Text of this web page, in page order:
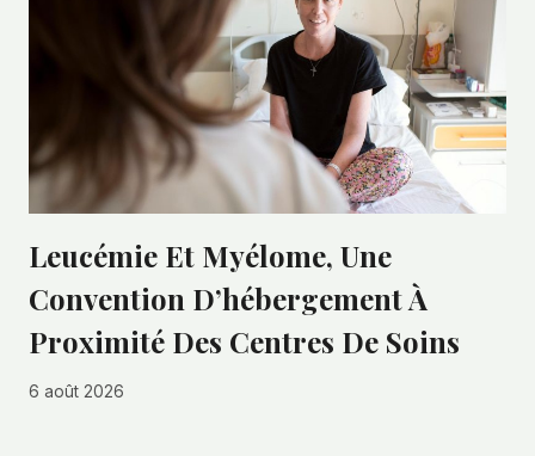
Leucémie Et Myélome, Une
Convention D’hébergement À
Proximité Des Centres De Soins
6 août 2026